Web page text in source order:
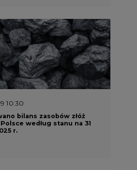
10:30
bilans zasobów złóż
według stanu na 31
r.